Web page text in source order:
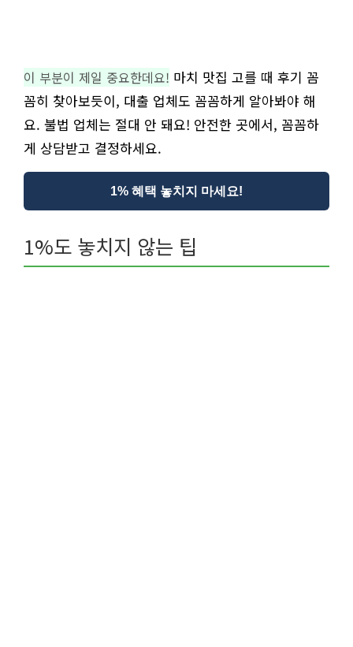
이 부분이 제일 중요한데요! 마치 맛집 고를 때 후기 꼼
꼼히 찾아보듯이, 대출 업체도 꼼꼼하게 알아봐야 해
요. 불법 업체는 절대 안 돼요! 안전한 곳에서, 꼼꼼하
게 상담받고 결정하세요.
1% 혜택 놓치지 마세요!
1%도 놓치지 않는 팁